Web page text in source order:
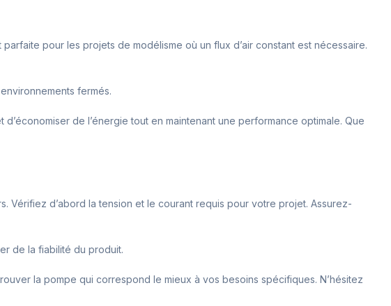
pour les projets de modélisme où un flux d’air constant est nécessaire.
fermés.
de l’énergie tout en maintenant une performance optimale. Que
Vérifiez d’abord la tension et le courant requis pour votre projet. Assurez-
de la fiabilité du produit.
la pompe qui correspond le mieux à vos besoins spécifiques. N’hésitez